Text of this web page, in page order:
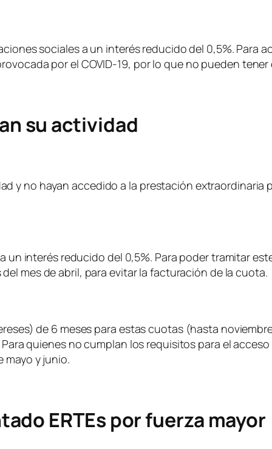
sociales a un interés reducido del 0,5%. Para
por el COVID-19, por lo que no pueden
su actividad
y no hayan accedido a la prestación extraordinaria
un interés reducido del 0,5%. Para poder tramitar
mes de abril, para evitar la facturación de la cuota.
de 6 meses para estas cuotas (hasta
quienes no cumplan los requisitos para el
mayo y junio.
ERTEs por fuerza mayor